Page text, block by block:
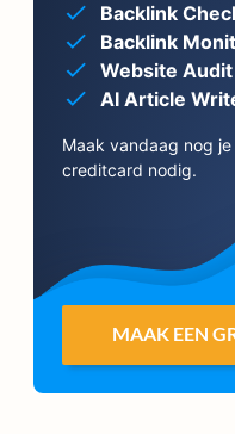
Backlink
Backlink
Website Audit
AI Article
Maak vandaag nog
creditcard nodig.
MAAK EEN